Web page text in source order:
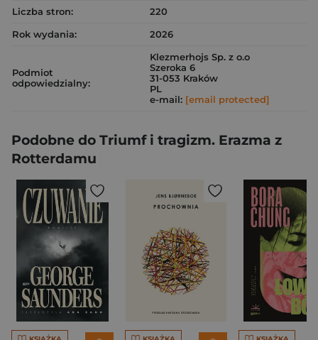
Liczba stron:
220
Rok wydania:
2026
Podmiot
odpowiedzialny:
Klezmerhojs Sp. z o.o
Szeroka 6
31-053 Kraków
PL
e-mail: [email protected]
Podobne do Triumf i tragizm. Erazma z
Rotterdamu